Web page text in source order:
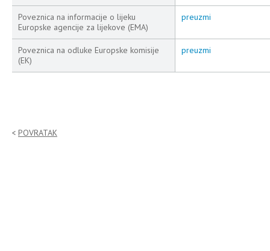
Poveznica na informacije o lijeku
Europske agencije za lijekove (EMA)
preuzmi
Poveznica na odluke Europske komisije
(EK)
preuzmi
POVRATAK